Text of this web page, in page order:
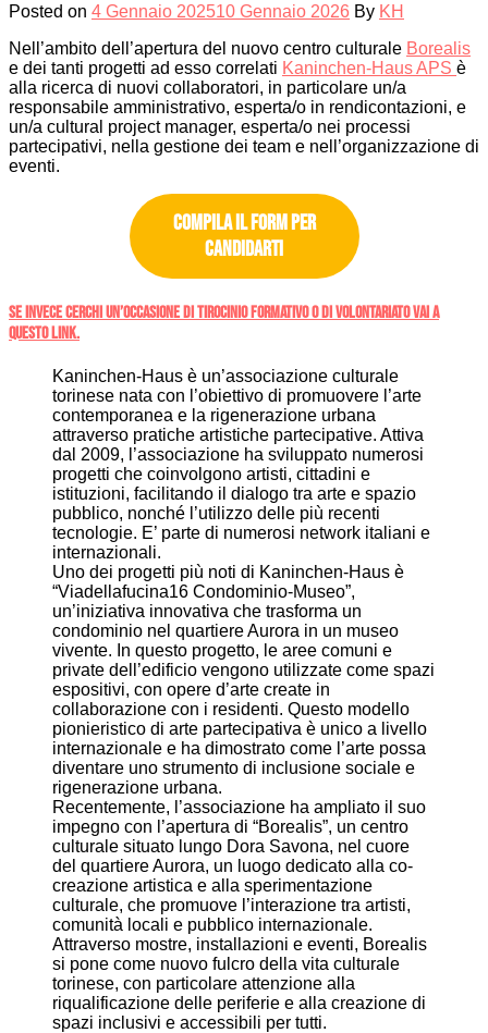
Posted on 4 Gennaio 202510 Gennaio 2026 By KH
Nell’ambito dell’apertura del nuovo centro culturale Borealis
e dei tanti progetti ad esso correlati Kaninchen-Haus APS è
alla ricerca di nuovi collaboratori, in particolare un/a
responsabile amministrativo, esperta/o in rendicontazioni, e
un/a cultural project manager, esperta/o nei processi
partecipativi, nella gestione dei team e nell’organizzazione di
eventi.
Compila il form per
candidarti
Se invece cerchi un’occasione di tirocinio formativo o di volontariato vai a
questo link.
Kaninchen-Haus è un’associazione culturale
torinese nata con l’obiettivo di promuovere l’arte
contemporanea e la rigenerazione urbana
attraverso pratiche artistiche partecipative. Attiva
dal 2009, l’associazione ha sviluppato numerosi
progetti che coinvolgono artisti, cittadini e
istituzioni, facilitando il dialogo tra arte e spazio
pubblico, nonché l’utilizzo delle più recenti
tecnologie. E’ parte di numerosi network italiani e
internazionali.
Uno dei progetti più noti di Kaninchen-Haus è
“Viadellafucina16 Condominio-Museo”,
un’iniziativa innovativa che trasforma un
condominio nel quartiere Aurora in un museo
vivente. In questo progetto, le aree comuni e
private dell’edificio vengono utilizzate come spazi
espositivi, con opere d’arte create in
collaborazione con i residenti. Questo modello
pionieristico di arte partecipativa è unico a livello
internazionale e ha dimostrato come l’arte possa
diventare uno strumento di inclusione sociale e
rigenerazione urbana.
Recentemente, l’associazione ha ampliato il suo
impegno con l’apertura di “Borealis”, un centro
culturale situato lungo Dora Savona, nel cuore
del quartiere Aurora, un luogo dedicato alla co-
creazione artistica e alla sperimentazione
culturale, che promuove l’interazione tra artisti,
comunità locali e pubblico internazionale.
Attraverso mostre, installazioni e eventi, Borealis
si pone come nuovo fulcro della vita culturale
torinese, con particolare attenzione alla
riqualificazione delle periferie e alla creazione di
spazi inclusivi e accessibili per tutti.